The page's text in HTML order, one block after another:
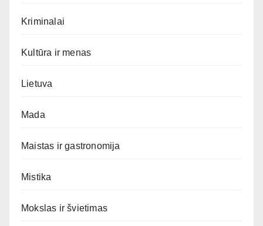
Kriminalai
Kultūra ir menas
Lietuva
Mada
Maistas ir gastronomija
Mistika
Mokslas ir švietimas